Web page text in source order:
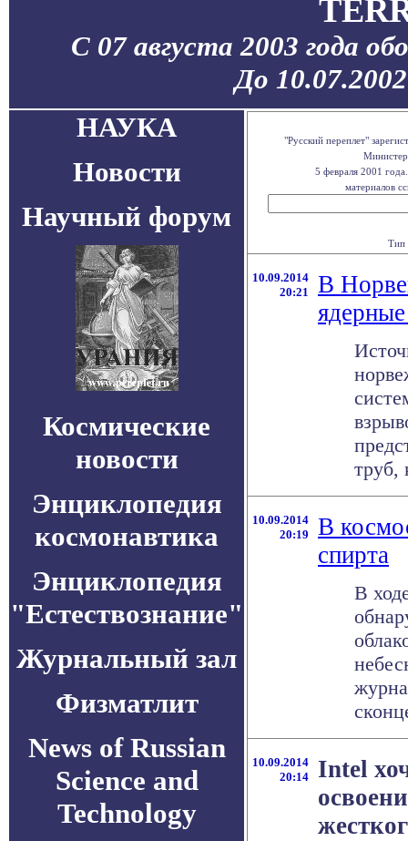
С 07 августа 2003 года
До
НАУКА
Новости
Научный форум
Космические
новости
Энциклопедия
космонавтика
Энциклопедия
"Естествознание"
Журнальный зал
Физматлит
News of Russian
Science and
Technology
"Русский переплет"
5 февраля 2001
материалов
Тип
10.09.2014
20:21
В
труб,
10.09.2014
20:19
В
спирта
В
10.09.2014
20:14
Intel